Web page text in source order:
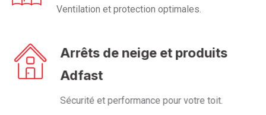
Ventilation et protection optimales.
Arrêts de neige et produits
Adfast
Sécurité et performance pour votre toit.